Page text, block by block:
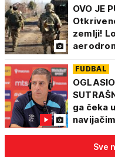
OVO JE
zemlji!
FUDBAL
ga čeka
Sve